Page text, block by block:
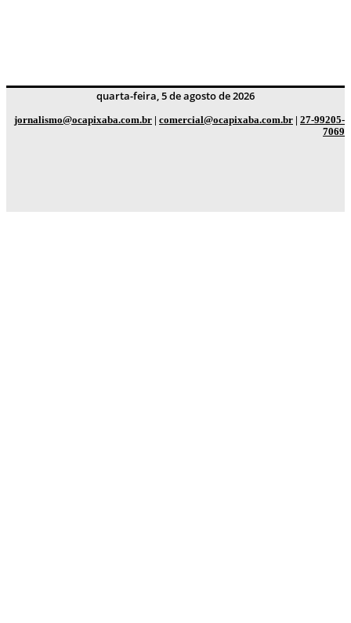
quarta-feira, 5 de agosto de 2026
jornalismo@ocapixaba.com.br | comercial@ocapixaba.com.br | 27-99205-
7069